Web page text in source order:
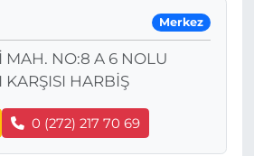
Merkez
MAH. NO:8 A 6 NOLU
KARŞISI HARBİŞ
0 (272) 217 70 69